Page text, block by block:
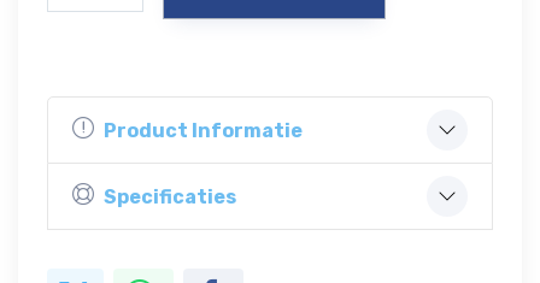
Product Informatie
Specificaties